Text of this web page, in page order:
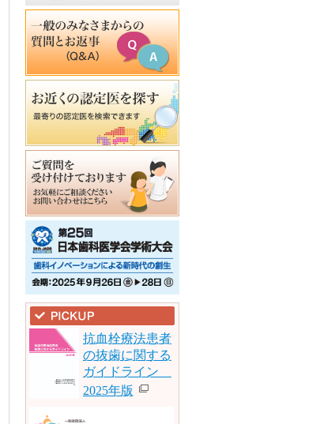
抗血栓療法患者
の抜歯に関する
ガイドライン
2025年版